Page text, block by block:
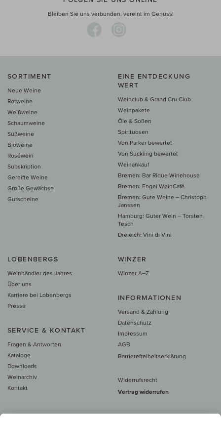
Bleiben Sie uns verbunden, vereint im Genuss!
SORTIMENT
Neue Weine
Rotweine
Weißweine
Schaumweine
Süßweine
Bioweine
Roséwein
Subskription
Gereifte Weine
Große Gewächse
Gutscheine
EINE ENTDECKUNG
WERT
Weinclub & Grand Cru Club
Weinpakete
Öle & Soßen
Spirituosen
Von Parker bewertet
Von Suckling bewertet
Weinankauf
Bremen: Bar Rique Winehouse
Bremen: Engel WeinCafé
Bremen: Gute Weine – Christoph
Janssen
Hamburg: Guter Wein – Torsten
Tesch
Dreieich: Vini di Vini
LOBENBERGS
Weinhändler des Jahres
Über uns
Karriere bei Lobenbergs
Presse
SERVICE & KONTAKT
Fragen & Antworten
Kataloge
Downloads
Weinarchiv
Kontakt
WINZER
Winzer A–Z
INFORMATIONEN
Versand & Zahlung
Datenschutz
Impressum
AGB
Barrierefreiheitserklärung
Widerrufsrecht
Vertrag widerrufen
Alle Preise inkl. MwSt., zzgl. 5 €